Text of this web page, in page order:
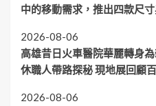
中的移動需求，推出四款尺
2026-08-06
高雄昔日火車醫院華麗轉身
休職人帶路探秘 現地展回顧
2026-08-06